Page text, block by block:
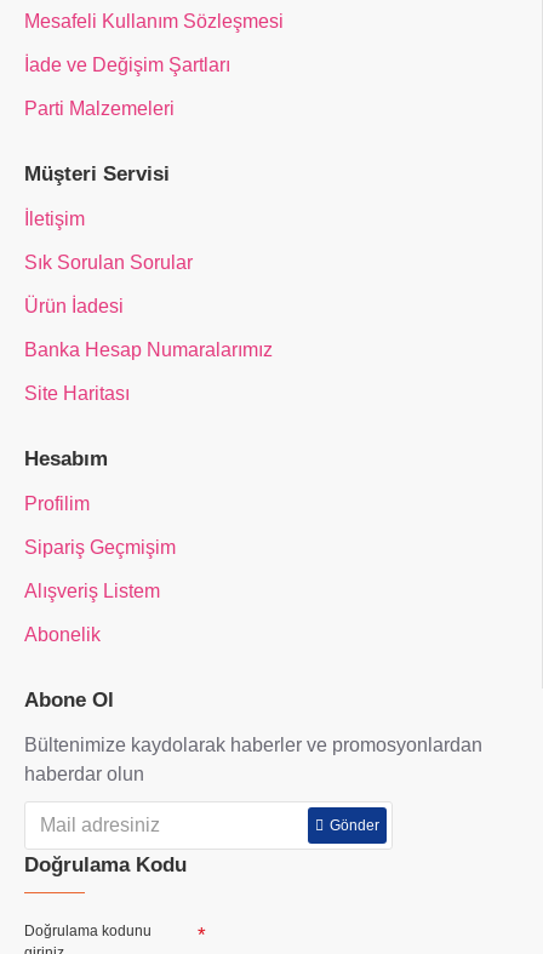
Mesafeli Kullanım Sözleşmesi
İade ve Değişim Şartları
Parti Malzemeleri
Müşteri Servisi
İletişim
Sık Sorulan Sorular
Ürün İadesi
Banka Hesap Numaralarımız
Site Haritası
Hesabım
Profilim
Sipariş Geçmişim
Alışveriş Listem
Abonelik
Abone Ol
Bültenimize kaydolarak haberler ve promosyonlardan
haberdar olun
Gönder
Doğrulama Kodu
Doğrulama kodunu